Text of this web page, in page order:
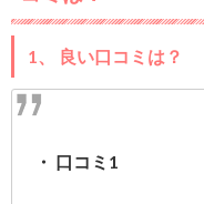
1、 良い口コミは？
・ 口コミ1